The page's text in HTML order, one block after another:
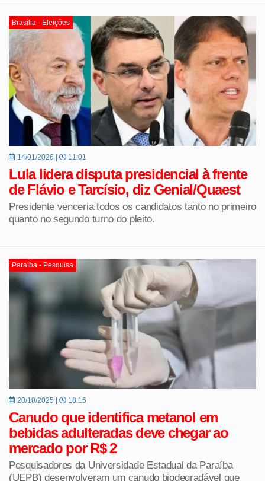
Brasília - Eleições
14/01/2026 | 11:01
Lula lidera disputa presidencial à frente
de Flávio e Tarcísio, diz Genial/Quaest
Presidente venceria todos os candidatos tanto no primeiro
quanto no segundo turno do pleito.
Paraíba - Pesquisa
20/10/2025 | 18:15
Canudo que identifica metanol em
bebidas adulteradas deve chegar ao
mercado por R$ 2
Pesquisadores da Universidade Estadual da Paraíba
(UEPB) desenvolveram um canudo biodegradável que